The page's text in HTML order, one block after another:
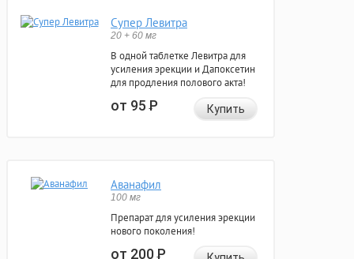
Супер Левитра
20 + 60 мг
В одной таблетке Левитра для
усиления эрекции и Дапоксетин
для продления полового акта!
от 95Р Купить
Аванафил
100 мг
Препарат для усиления эрекции
нового поколения!
от 200Р